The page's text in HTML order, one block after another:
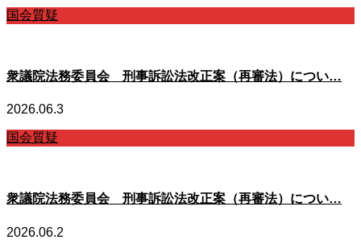
国会質疑
衆議院法務委員会 刑事訴訟法改正案（再審法）につい…
2026.06.3
国会質疑
衆議院法務委員会 刑事訴訟法改正案（再審法）につい…
2026.06.2